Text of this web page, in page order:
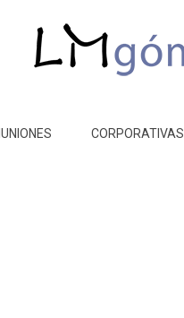
CORPORATIVAS